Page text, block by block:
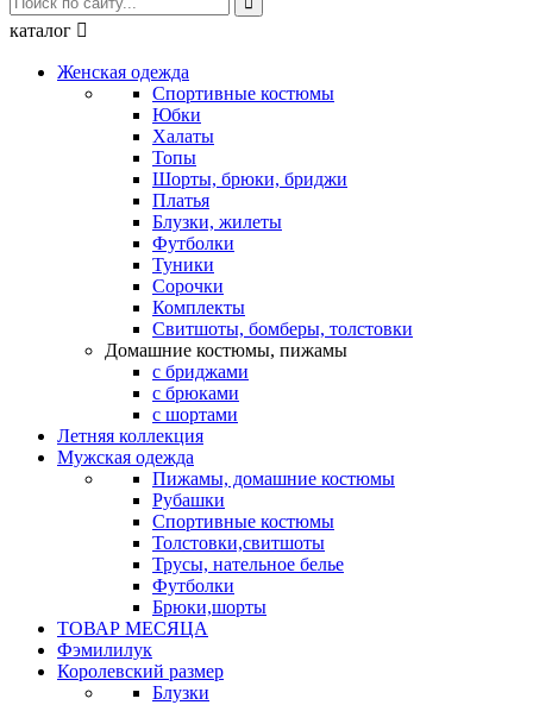
каталог 
Женская одежда
Спортивные костюмы
Юбки
Халаты
Топы
Шорты, брюки, бриджи
Платья
Блузки, жилеты
Футболки
Туники
Сорочки
Комплекты
Свитшоты, бомберы, толстовки
Домашние костюмы, пижамы
с бриджами
с брюками
с шортами
Летняя коллекция
Мужская одежда
Пижамы, домашние костюмы
Рубашки
Спортивные костюмы
Толстовки,свитшоты
Трусы, нательное белье
Футболки
Брюки,шорты
ТОВАР МЕСЯЦА
Фэмилилук
Королевский размер
Блузки